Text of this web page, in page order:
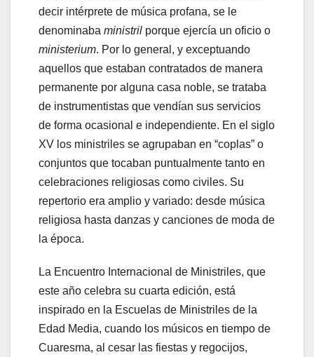
decir intérprete de música profana, se le
denominaba ministril porque ejercía un oficio o
ministerium. Por lo general, y exceptuando
aquellos que estaban contratados de manera
permanente por alguna casa noble, se trataba
de instrumentistas que vendían sus servicios
de forma ocasional e independiente. En el siglo
XV los ministriles se agrupaban en “coplas” o
conjuntos que tocaban puntualmente tanto en
celebraciones religiosas como civiles. Su
repertorio era amplio y variado: desde música
religiosa hasta danzas y canciones de moda de
la época.
La Encuentro Internacional de Ministriles, que
este año celebra su cuarta edición, está
inspirado en la Escuelas de Ministriles de la
Edad Media, cuando los músicos en tiempo de
Cuaresma, al cesar las fiestas y regocijos,